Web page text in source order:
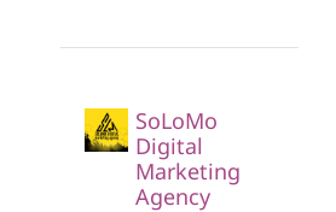
SoLoMo
Digital
Marketing
Agency